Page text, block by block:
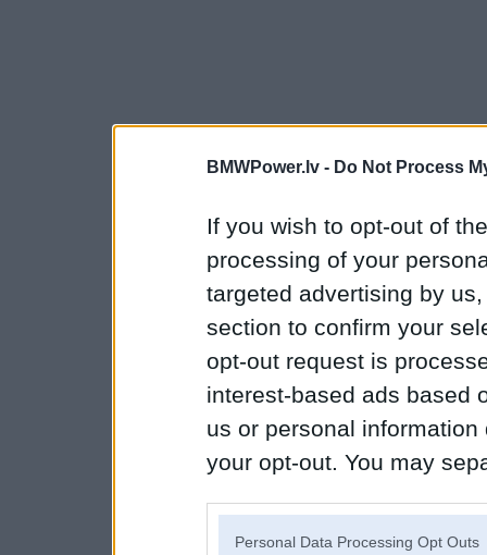
BMWPower.lv - Do Not Process
If you wish to opt-out of
processing of your
targeted advertising by
section to confirm your
opt-out request is
interest-based ads based
us or personal
your opt-out. You may
Personal Data Processing Opt Outs